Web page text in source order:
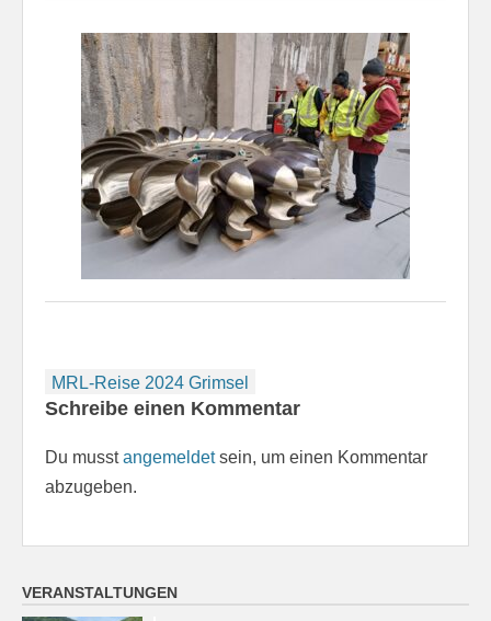
Beitragsnavigation
MRL-Reise 2024 Grimsel
Schreibe einen Kommentar
Du musstangemeldetsein, um einen Kommentar
abzugeben.
VERANSTALTUNGEN